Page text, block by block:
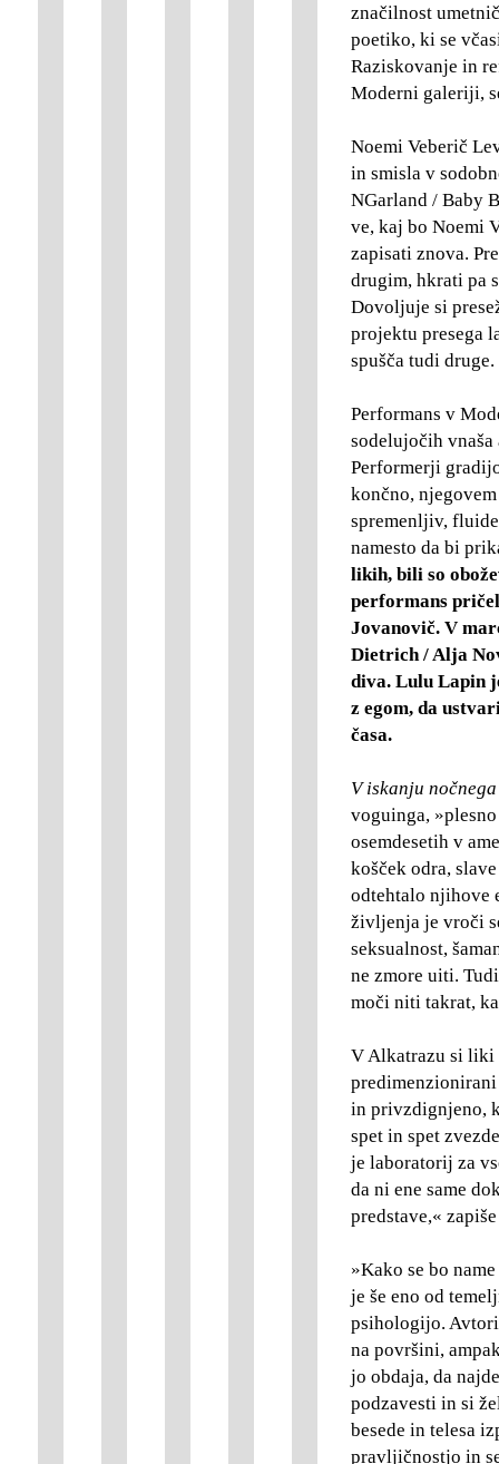
značilnost
poetiko, ki se
Raziskovanje in
Moderni galeriji,
Noemi Veberič
in smisla v
NGarland / Baby
ve, kaj bo Noemi
zapisati znova.
drugim, hkrati pa
Dovoljuje si
projektu presega
spušča tudi druge.
Performans v
sodelujočih vnaša
Performerji
končno,
spremenljiv,
namesto da bi
likih, bili so
performans
Jovanovič. V
Dietrich / Alja
diva. Lulu Lapin
z egom, da
časa.
V iskanju
voguinga,
osemdesetih v
košček odra,
odtehtalo njihove
življenja je vroči
seksualnost,
ne zmore uiti.
moči niti takrat,
V Alkatrazu si liki
in privzdignjeno,
spet in spet
je laboratorij za
da ni ene same
predstave,«
»Kako se bo
je še eno od
psihologijo.
na površini,
jo obdaja, da
podzavesti in si
besede in telesa
pravljičnostjo in